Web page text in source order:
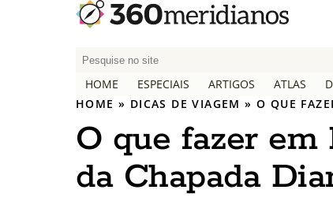
P
q
u
i
s
a
HOME ESPECIAIS ARTIGOS ATLAS
HOME » DICAS DE VIAGEM »O QUE
O que fazer em
da Chapada